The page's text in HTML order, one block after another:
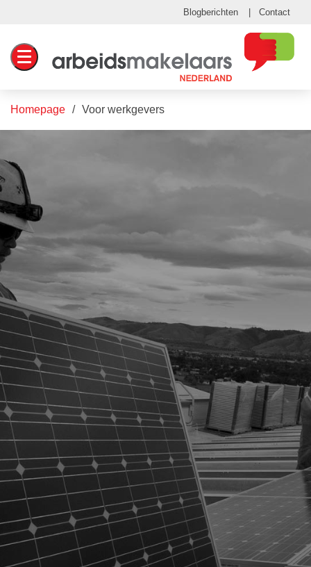
Blogberichten Contact
Toggle navigation
Homepage Voor werkgevers